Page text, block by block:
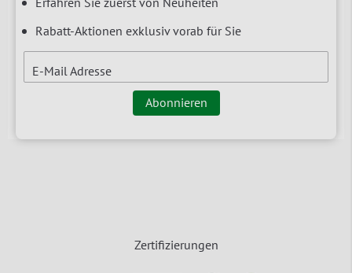
Rabatt-Aktionen exklusiv vorab für Sie
E-Mail Adresse
Abonnieren
Zertifizierungen